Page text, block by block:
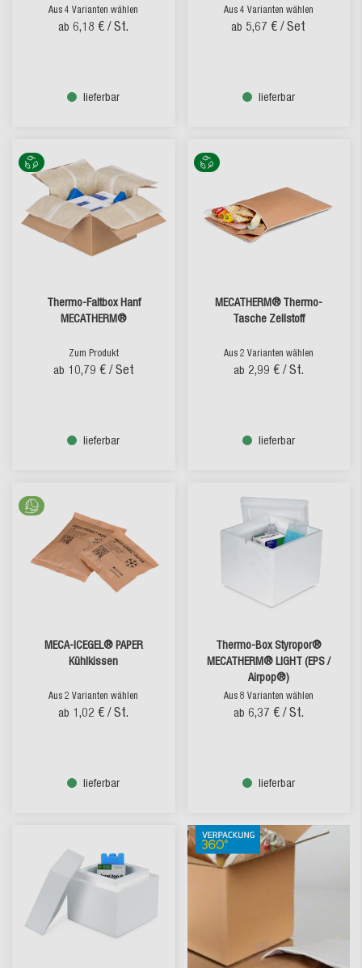
Aus 4 Varianten wählen
ab 6,18 € / St.
lieferbar
Aus 4 Varianten wählen
ab 5,67 € / Set
lieferbar
Thermo-Faltbox Hanf
MECATHERM®
Zum Produkt
ab 10,79 € / Set
lieferbar
MECATHERM® Thermo-
Tasche Zellstoff
Aus 2 Varianten wählen
ab 2,99 € / St.
lieferbar
MECA-ICEGEL® PAPER
Kühlkissen
Aus 2 Varianten wählen
ab 1,02 € / St.
lieferbar
Thermo-Box Styropor®
MECATHERM® LIGHT (EPS /
Airpop®)
Aus 8 Varianten wählen
ab 6,37 € / St.
lieferbar